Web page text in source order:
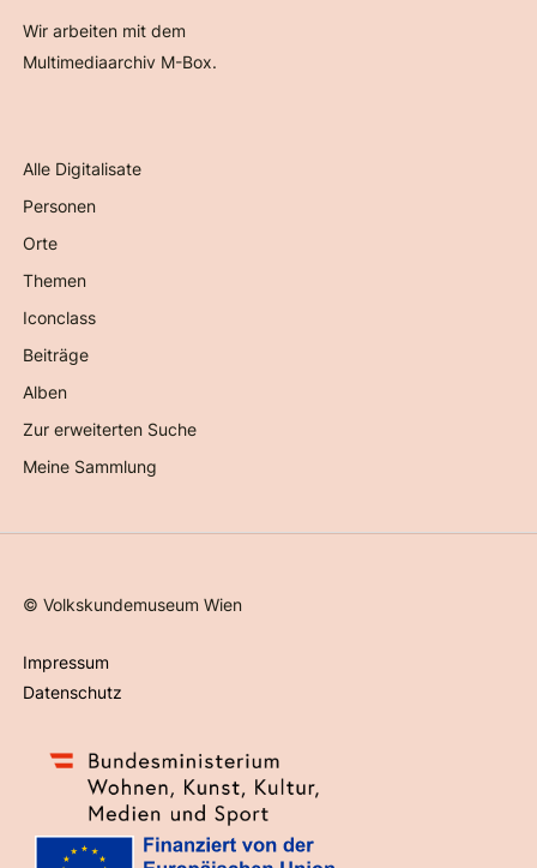
Wir arbeiten mit dem
Multimediaarchiv M-Box.
Alle Digitalisate
Personen
Orte
Themen
Iconclass
Beiträge
Alben
Zur erweiterten Suche
Meine Sammlung
©Volkskundemuseum Wien
Impressum
Datenschutz